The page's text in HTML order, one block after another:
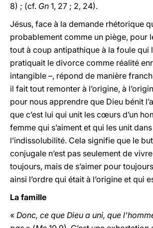
8) ; (cf. Gn 1, 27 ; 2, 24).
Jésus, face à la demande rhétorique
probablement comme un piège, pour
tout à coup antipathique à la foule qui
pratiquait le divorce comme réalité
intangible –, répond de manière
il fait tout remonter à l’origine, à
pour nous apprendre que Dieu bénit
que c’est lui qui unit les cœurs d’un
femme qui s’aiment et qui les unit dans
l’indissolubilité. Cela signifie que le
conjugale n’est pas seulement de
toujours, mais de s’aimer pour
ainsi l’ordre qui était à l’origine et qui
La famille
« Donc, ce que Dieu a uni, que